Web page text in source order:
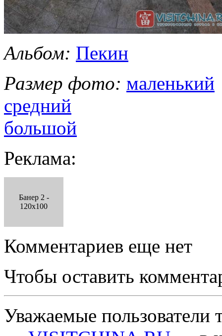
Альбом: Пекин
Размер фото: маленький
средний
большой
Реклама:
Банер 2 -
120x100
Комментариев еще нет
Чтобы оставить
Уважаемые пользователи